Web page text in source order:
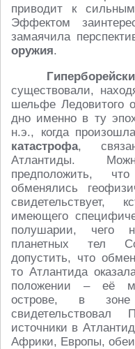
приводит к
Эффектом
замаячила
оружия.
существовали,
шельфе Ледовитого
дно именно в ту
н.э., когда
катастрофа,
Атлантиды.
предположить,
обменялись
имеющего
полушарии, чего
планетных тел
допустить, что
то Атлантида
положении – её
острове, в
свидетельствовал
источники в
Африки, Европы,